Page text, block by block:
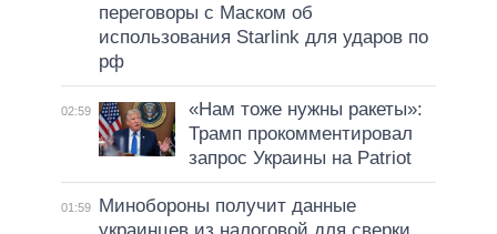
переговоры с Маском об
использования Starlink для ударов по
рф
02:59
«Нам тоже нужны ракеты»:
Трамп прокомментировал
запрос Украины на Patriot
01:59
Минобороны получит данные
украинцев из налоговой для сверки